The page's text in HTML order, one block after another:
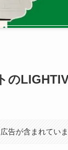
の
告が含まれていま